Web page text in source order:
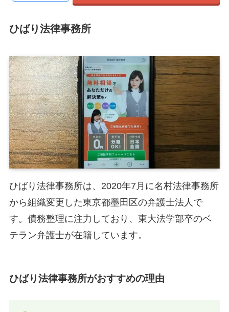
ひばり法律事務所
ひばり法律事務所は、2020年7月に名村法律事務所
から組織変更した東京都墨田区の弁護士法人で
す。債務整理に注力しており、東大法学部卒のベ
テラン弁護士が在籍しています。
ひばり法律事務所がおすすめの理由